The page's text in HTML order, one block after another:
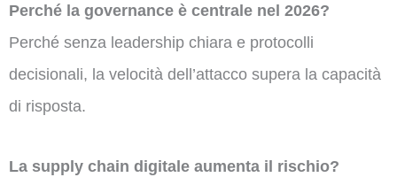
Perché la governance è centrale nel 2026?
Perché senza leadership chiara e protocolli
decisionali, la velocità dell’attacco supera la capacità
di risposta.
La supply chain digitale aumenta il rischio?